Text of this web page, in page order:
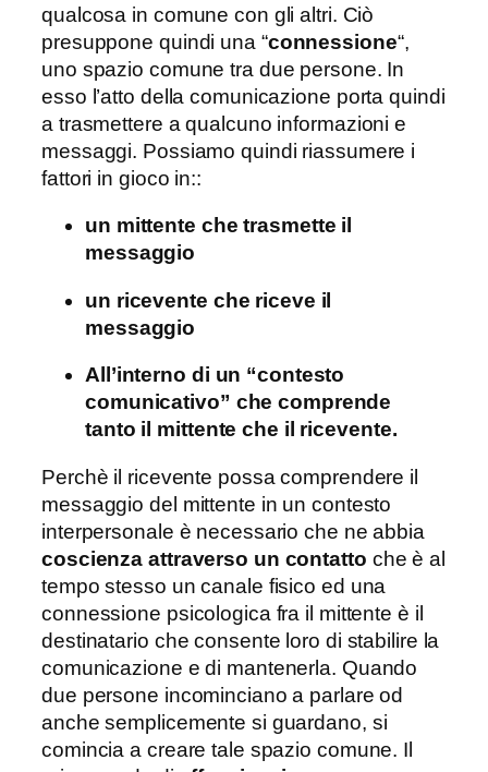
qualcosa in comune con gli altri. Ciò
presuppone quindi una “connessione“,
uno spazio comune tra due persone. In
esso l’atto della comunicazione porta quindi
a trasmettere a qualcuno informazioni e
messaggi. Possiamo quindi riassumere i
fattori in gioco in::
un mittente che trasmette il
messaggio
un ricevente che riceve il
messaggio
All’interno di un “contesto
comunicativo” che comprende
tanto il mittente che il ricevente.
Perchè il ricevente possa comprendere il
messaggio del mittente in un contesto
interpersonale è necessario che ne abbia
coscienza attraverso un contatto che è al
tempo stesso un canale fisico ed una
connessione psicologica fra il mittente è il
destinatario che consente loro di stabilire la
comunicazione e di mantenerla. Quando
due persone incominciano a parlare od
anche semplicemente si guardano, si
comincia a creare tale spazio comune. Il